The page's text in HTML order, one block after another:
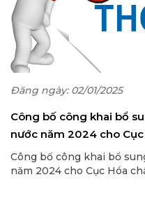
Đăng ngày: 02/01/2025
Công bố công khai bổ
nước năm 2024 cho
Công bố công khai bổ
năm 2024 cho Cục Hóa